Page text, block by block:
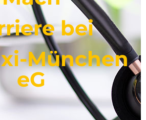
bei
München
eG